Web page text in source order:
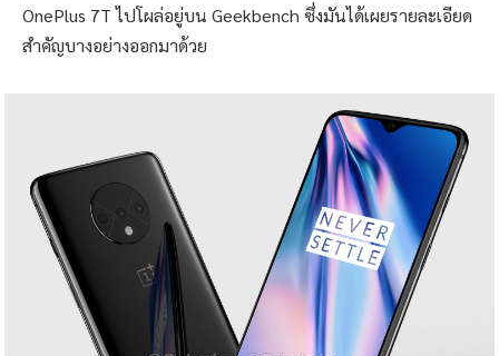
OnePlus 7T ไปโผล่อยู่บน Geekbench ซึ่งมันได้เผยรายละเอียด
สำคัญบางอย่างออกมาด้วย